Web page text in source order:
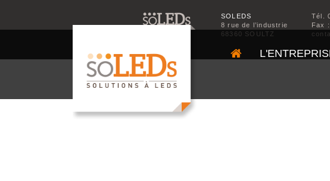
SOLEDS
8 rue de l’industrie
68360 SOULTZ
Tél.
Fax